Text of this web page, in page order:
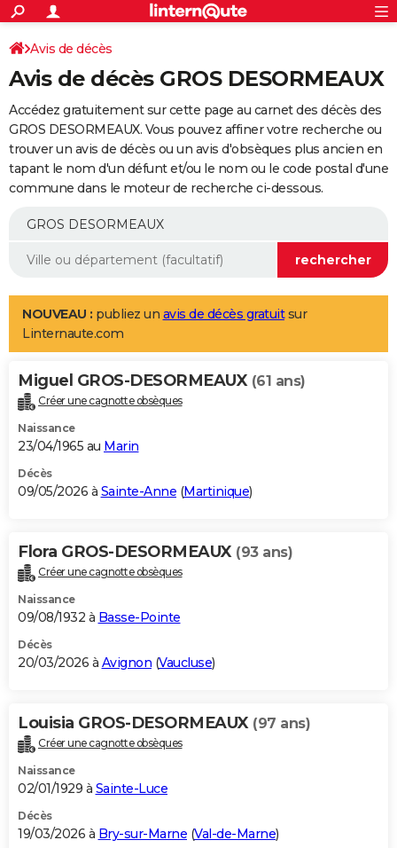
ACTUALITÉS
Politique
Société
Faits Divers
Education
Monde
Villes
+
SPORT
Coupe du monde 2026
Football
Tennis
Cyclisme
Rugby
Forum
Programme TV
TNT
Streaming
Cinéma
Sorties cinéma
Musique
+
FINANCE
Retraite
Epargne
Immobilier
Risques naturels par ville
Assurance
AUTO
Essais
Réserver un essai
Citadines
Berlines
SUV
Forum auto
+
Mobiles
Meilleur smartphone
Internet
Ordinateurs
Jeux vidéo
Guide high-tech
Aménagement intérieur
LIFESTYLE
Art de vivre
Bien-être
Loisirs
Mode
Modes de vie
Alimentation
Guide de la santé
Maladies
Médicaments
Sommeil
VOYAGE
Destinations
City break
Voyage nature
Voyage de noces
Forum
Climat
+PHOTO
GUIDES D'ACHAT
BONS PLANS
Carte de Noël
Carte Bonne année
Carte Saint-Valentin
Carte Pâques
Carte d'anniversaire
DICTIONNAIRE
Dictionnaire
Biographies
Citations
Expressions
Proverbes
PROGRAMME TV
S'inscrire
Se connecter
Lycées
Collèges
Primaires
Universités
Entreprises
Service militaire
Avis de recherche
AVIS DE DÉCÈS
Bricolage
Lifestyle
Culture
Sport
Auto
Television
Voyage
Cinema
Avis de décès
Avis de décès GROS DESORMEAUX
Accédez gratuitement sur cette page au carnet des décès des
GROS DESORMEAUX. Vous pouvez affiner votre recherche ou
trouver un avis de décès ou un avis d'obsèques plus ancien en
tapant le nom d'un défunt et/ou le nom ou le code postal d'une
commune dans le moteur de recherche ci-dessous.
NOUVEAU : publiez un avis de décès gratuitsur
Linternaute.com
Miguel GROS-DESORMEAUX (61 ans)
Créer une cagnotte obsèques
Naissance
23/04/1965 au Marin
Décès
09/05/2026 à Sainte-Anne (Martinique)
Flora GROS-DESORMEAUX (93 ans)
Créer une cagnotte obsèques
Naissance
09/08/1932 à Basse-Pointe
Décès
20/03/2026 à Avignon (Vaucluse)
Louisia GROS-DESORMEAUX (97 ans)
Créer une cagnotte obsèques
Naissance
02/01/1929 à Sainte-Luce
Décès
19/03/2026 à Bry-sur-Marne (Val-de-Marne)